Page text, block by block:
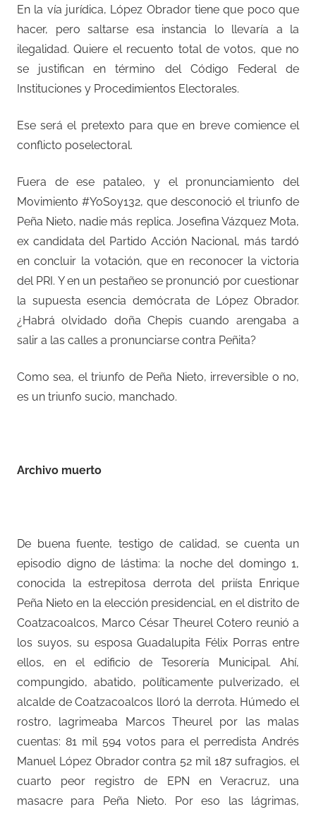
En la vía jurídica, López Obrador tiene que poco que
hacer, pero saltarse esa instancia lo llevaría a la
ilegalidad. Quiere el recuento total de votos, que no
se justifican en término del Código Federal de
Instituciones y Procedimientos Electorales.
Ese será el pretexto para que en breve comience el
conflicto poselectoral.
Fuera de ese pataleo, y el pronunciamiento del
Movimiento #YoSoy132, que desconoció el triunfo de
Peña Nieto, nadie más replica. Josefina Vázquez Mota,
ex candidata del Partido Acción Nacional, más tardó
en concluir la votación, que en reconocer la victoria
del PRI. Y en un pestañeo se pronunció por cuestionar
la supuesta esencia demócrata de López Obrador.
¿Habrá olvidado doña Chepis cuando arengaba a
salir a las calles a pronunciarse contra Peñita?
Como sea, el triunfo de Peña Nieto, irreversible o no,
es un triunfo sucio, manchado.
Archivo muerto
De buena fuente, testigo de calidad, se cuenta un
episodio digno de lástima: la noche del domingo 1,
conocida la estrepitosa derrota del priísta Enrique
Peña Nieto en la elección presidencial, en el distrito de
Coatzacoalcos, Marco César Theurel Cotero reunió a
los suyos, su esposa Guadalupita Félix Porras entre
ellos, en el edificio de Tesorería Municipal. Ahí,
compungido, abatido, políticamente pulverizado, el
alcalde de Coatzacoalcos lloró la derrota. Húmedo el
rostro, lagrimeaba Marcos Theurel por las malas
cuentas: 81 mil 594 votos para el perredista Andrés
Manuel López Obrador contra 52 mil 187 sufragios, el
cuarto peor registro de EPN en Veracruz, una
masacre para Peña Nieto. Por eso las lágrimas,